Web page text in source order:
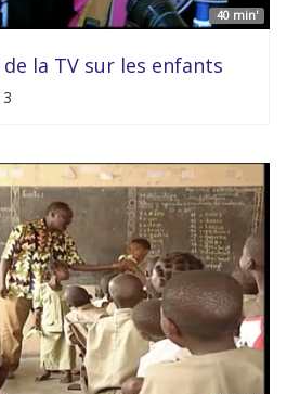
40 min'
la TV sur les enfants